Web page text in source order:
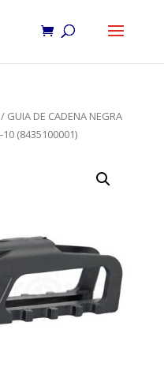
/ GUIA DE CADENA NEGRA
10 (8435100001)